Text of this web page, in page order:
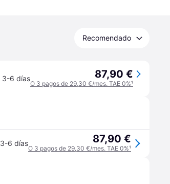
Recomendado
3-6 días 87,90 €
O 3 pagos de 29,30 €/mes. TAE 0%¹
3-6 días 87,90 €
O 3 pagos de 29,30 €/mes. TAE 0%¹